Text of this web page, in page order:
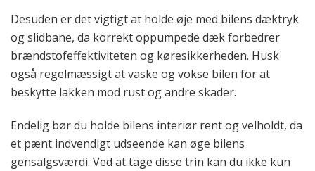
Desuden er det vigtigt at holde øje med bilens dæktryk
og slidbane, da korrekt oppumpede dæk forbedrer
brændstofeffektiviteten og køresikkerheden. Husk
også regelmæssigt at vaske og vokse bilen for at
beskytte lakken mod rust og andre skader.
Endelig bør du holde bilens interiør rent og velholdt, da
et pænt indvendigt udseende kan øge bilens
gensalgsværdi. Ved at tage disse trin kan du ikke kun